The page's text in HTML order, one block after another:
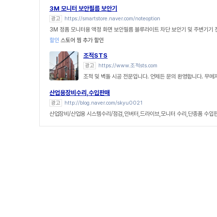
3M 모니터 보안필름 보안기
광고 https://smartstore.naver.com/noteoption
3M 정품 모니터용 액정 화면 보안필름 블루라이트 차단 보안기 및 주변기기
할인 스토어 찜 추가 할인
조적STS
광고 https://www.조적sts.com
조적 및 벽돌 시공 전문입니다. 언제든 문의 환영합니다. 무메
산업용장비수리,수입판매
광고 http://blog.naver.com/skyu0021
산업장비/산업용 시스템수리/점검,인버터,드라이브,모니터 수리,단종품 수입